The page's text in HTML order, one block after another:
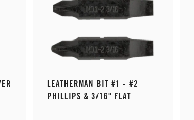
LEATHERMAN BIT #1 - #2
PHILLIPS & 3/16" FLAT